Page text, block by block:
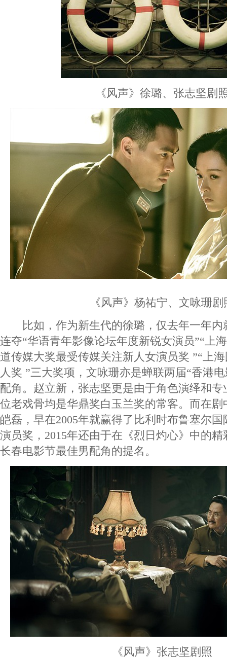
《风声》徐璐、张志坚剧
《风声》杨祐宁、文咏珊剧
比如，作为新生代的徐璐，仅去年一年内
连夺“华语青年影像论坛年度新锐女演员”“上
道传媒大奖最受传媒关注新人女演员奖 ”“上
人奖 ”三大奖项，文咏珊亦是蝉联两届“香港
配角。赵立新，张志坚更是由于角色演绎和
位老戏骨均是华鼎奖白玉兰奖的常客。而在剧
皑磊，早在2005年就赢得了比利时布鲁塞尔
演员奖，2015年还由于在《烈日灼心》中的
长春电影节最佳男配角的提名。
《风声》张志坚剧照